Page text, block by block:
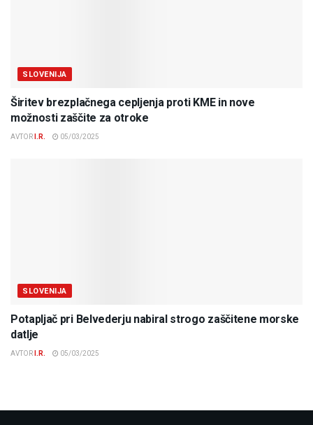
SLOVENIJA
Širitev brezplačnega cepljenja proti KME in nove
možnosti zaščite za otroke
AVTOR I.R. 05/03/2025
SLOVENIJA
Potapljač pri Belvederju nabiral strogo zaščitene morske
datlje
AVTOR I.R. 05/03/2025